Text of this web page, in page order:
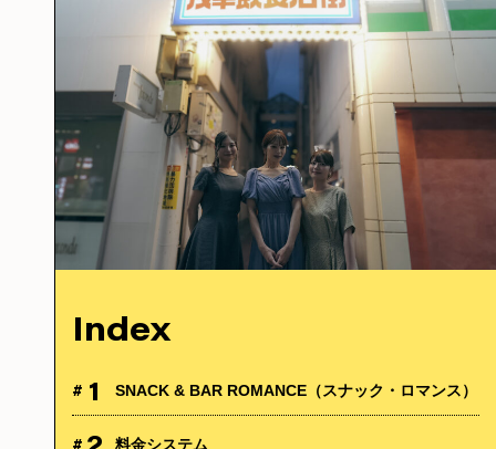
Index
# 1 SNACK & BAR ROMANCE（スナック・ロマンス）
# 料金システム